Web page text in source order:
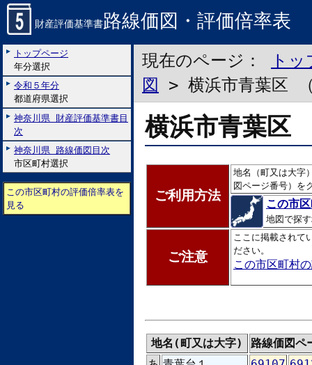
財産評価基準書路線価図・評価倍率表
トップページ
年分選択
令和５年分
都道府県選択
神奈川県 財産評価基準書目
次
神奈川県 路線価図目次
市区町村選択
この市区町村の評価倍率表を
見る
現在のページ：
ト
図 > 横浜市青葉区
横浜市青葉区
ご利用方法
地名（町又は大字
図ページ番号）を
この市
地図で探
ご注意
ここに掲載されて
ださい。
この市区町村
地名(町又は大字)
路線価図ペ